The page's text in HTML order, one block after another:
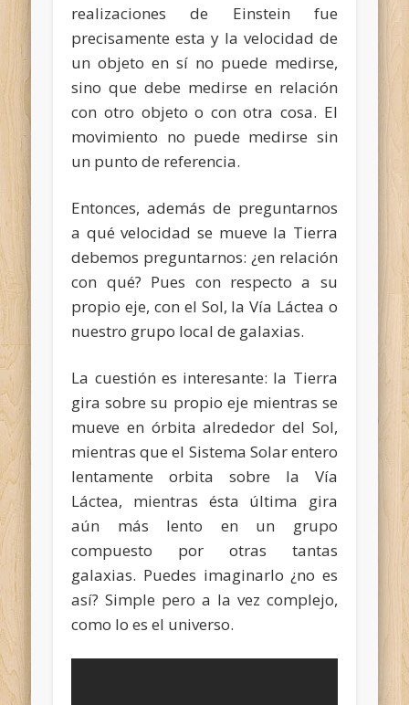
realizaciones de Einstein fue
precisamente esta y la velocidad de
un objeto en sí no puede medirse,
sino que debe medirse en relación
con otro objeto o con otra cosa. El
movimiento no puede medirse sin
un punto de referencia.
Entonces, además de preguntarnos
a qué velocidad se mueve la Tierra
debemos preguntarnos: ¿en relación
con qué? Pues con respecto a su
propio eje, con el Sol, la Vía Láctea o
nuestro grupo local de galaxias.
La cuestión es interesante: la Tierra
gira sobre su propio eje mientras se
mueve en órbita alrededor del Sol,
mientras que el Sistema Solar entero
lentamente orbita sobre la Vía
Láctea, mientras ésta última gira
aún más lento en un grupo
compuesto por otras tantas
galaxias. Puedes imaginarlo ¿no es
así? Simple pero a la vez complejo,
como lo es el universo.